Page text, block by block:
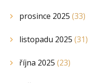
prosince 2025 (33)
listopadu 2025 (31)
října 2025 (23)